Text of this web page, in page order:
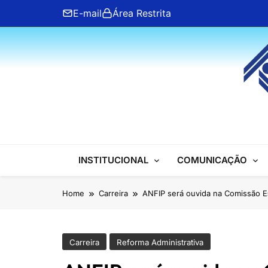
content
E-mail Área Restrita
ANFIP Nacional
INSTITUCIONAL COMUNICAÇÃO
Home Carreira ANFIP será ouvida na Comissão
Carreira Reforma Administrativa